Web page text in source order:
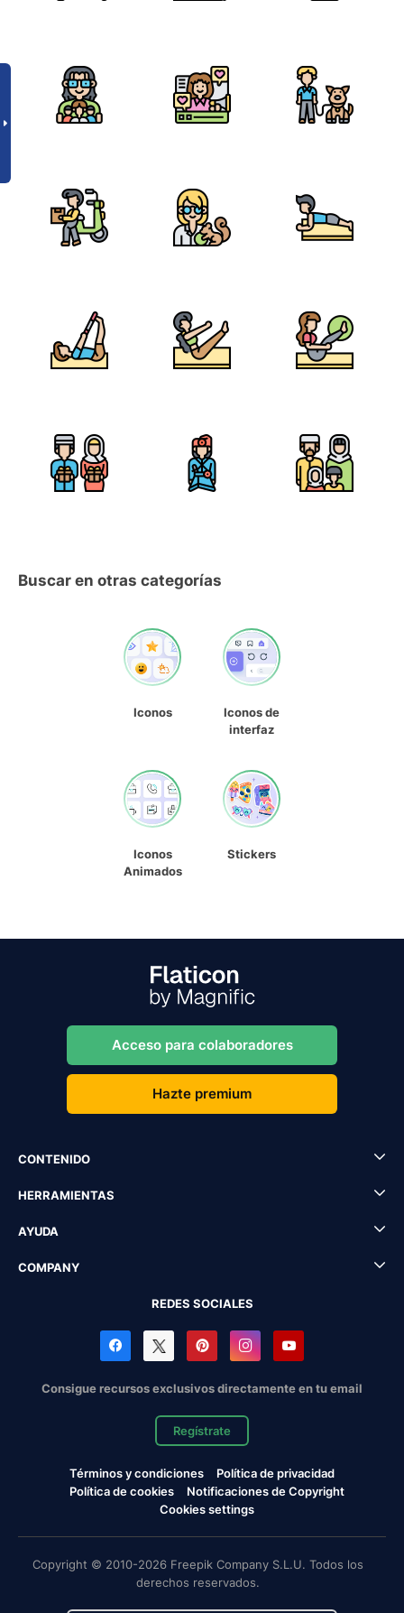
Buscar en otras categorías
Iconos
Iconos de
interfaz
Iconos
Animados
Stickers
Acceso para colaboradores
Hazte premium
CONTENIDO
HERRAMIENTAS
AYUDA
COMPANY
REDES SOCIALES
Consigue recursos exclusivos directamente en tu email
Regístrate
Términos y condiciones
Política de privacidad
Política de cookies
Notificaciones de Copyright
Cookies settings
Copyright © 2010-2026 Freepik Company S.L.U. Todos los
derechos reservados.